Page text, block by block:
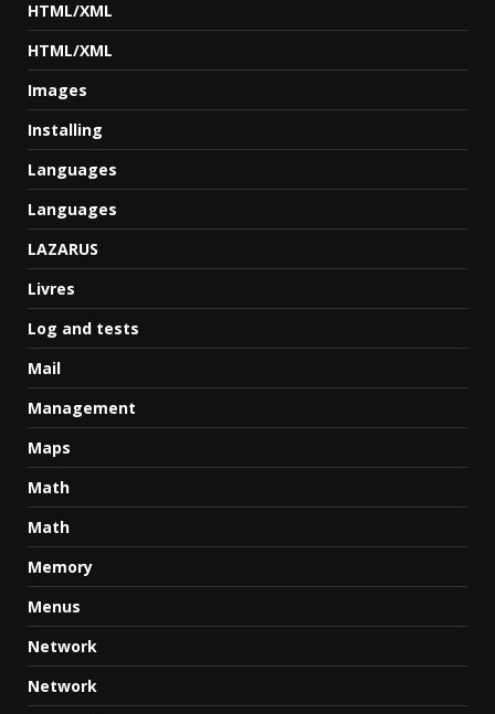
HTML/XML
HTML/XML
Images
Installing
Languages
Languages
LAZARUS
Livres
Log and tests
Mail
Management
Maps
Math
Math
Memory
Menus
Network
Network